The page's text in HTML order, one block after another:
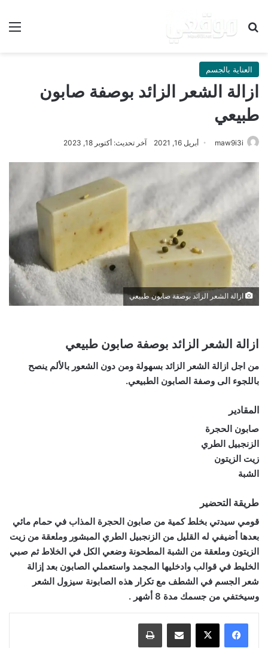
بحث عن
العناية بالجسم
ازالة الشعر الزائد بوصفة صابون
طبيعي
maw9i3i أبريل 16, 2021 آخر تحديث: أكتوبر 18, 2023
ازالة الشعر الزائد بوصفة صابون طبيعي
ازالة الشعر الزائد بوصفة صابون طبيعي
من اجل ازالة الشعر الزائد بسهولة ومن دون الشعور بالألم ينصح
باللجوء الى وصفة الصابون الطبيعي.
المقادير
صابون الحجرة
الزنجبيل الطري
زيت الزيتون
الشبة
طريقة التحضير
قومي سيدتي بخلط كمية من صابون الحجرة المذاب في حمام مائي
بعدها أضيفي له القليل من الزنجبيل الطري المبشور وملعقة من زيت
الزيتون وملعقة من الشبة المطحونة وضعي الكل في الخلاط ثم صبي
الخليط في قوالب وادخليها المجمد واستعملي الصابون بعد إزالة
شعر الجسم في الشطف مع تكرار هذه الصابونة سيزول الشعر
وسيختفي من جسمك مدة 8 أشهر .
مشاركة عبر البريد طباعة